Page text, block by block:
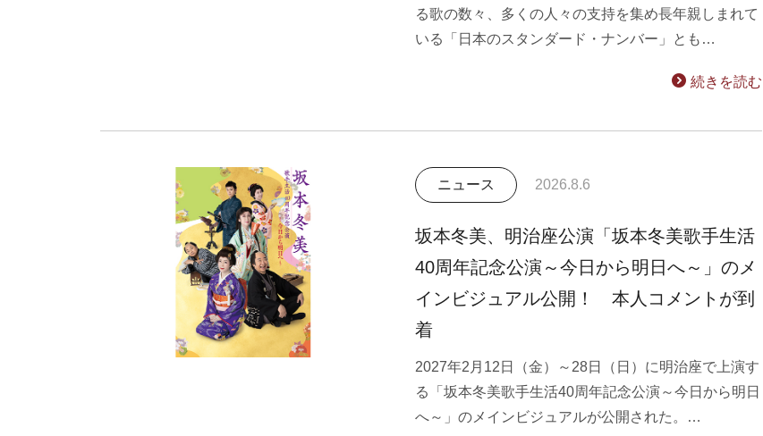
る歌の数々、多くの人々の支持を集め長年親しまれて
いる「日本のスタンダード・ナンバー」とも…
続きを読む
ニュース 2026.8.6
坂本冬美、明治座公演「坂本冬美歌手生活
40周年記念公演～今日から明日へ～」のメ
インビジュアル公開！ 本人コメントが到
着
2027年2月12日（金）～28日（日）に明治座で上演す
る「坂本冬美歌手生活40周年記念公演～今日から明日
へ～」のメインビジュアルが公開された。…